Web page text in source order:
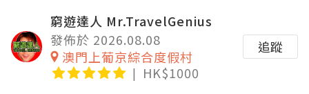
窮遊達人 Mr.TravelGenius
發佈於 2026.08.08
澳門上葡京綜合度假村
HK$1000
追蹤